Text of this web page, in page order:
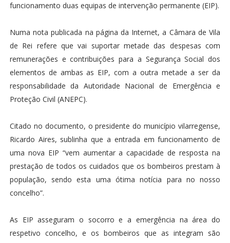
funcionamento duas equipas de intervenção permanente (EIP).
Numa nota publicada na página da Internet, a Câmara de Vila
de Rei refere que vai suportar metade das despesas com
remunerações e contribuições para a Segurança Social dos
elementos de ambas as EIP, com a outra metade a ser da
responsabilidade da Autoridade Nacional de Emergência e
Proteção Civil (ANEPC).
Citado no documento, o presidente do município vilarregense,
Ricardo Aires, sublinha que a entrada em funcionamento de
uma nova EIP “vem aumentar a capacidade de resposta na
prestação de todos os cuidados que os bombeiros prestam à
população, sendo esta uma ótima notícia para no nosso
concelho”.
As EIP asseguram o socorro e a emergência na área do
respetivo concelho, e os bombeiros que as integram são